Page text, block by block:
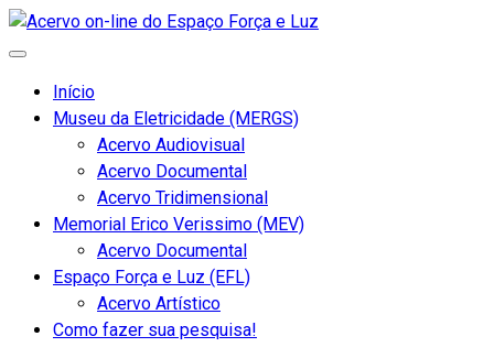
Início
Museu da Eletricidade (MERGS)
Acervo Audiovisual
Acervo Documental
Acervo Tridimensional
Memorial Erico Verissimo (MEV)
Acervo Documental
Espaço Força e Luz (EFL)
Acervo Artístico
Como fazer sua pesquisa!